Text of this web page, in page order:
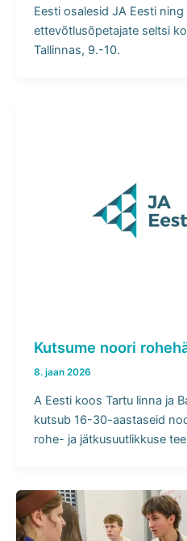
Eesti osalesid JA Eesti
ettevõtlusõpetajate seltsi
Tallinnas, 9.-10.
Kutsume noori
8. jaan 2026
A Eesti koos Tartu linna ja
kutsub 16-30-aastaseid
rohe- ja jätkusuutlikkuse